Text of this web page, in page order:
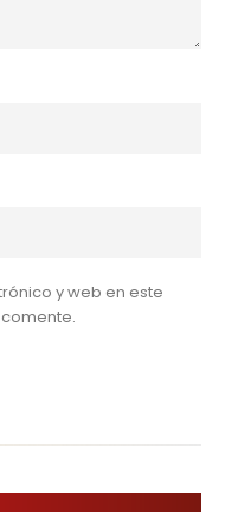
y web en este